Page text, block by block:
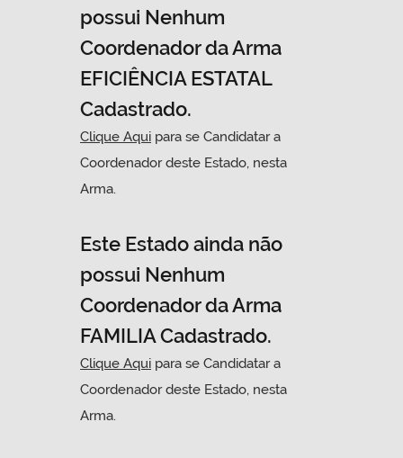
possui Nenhum
Coordenador da Arma
EFICIÊNCIA ESTATAL
Cadastrado.
Clique Aqui para se Candidatar a
Coordenador deste Estado, nesta
Arma.
Este Estado ainda não
possui Nenhum
Coordenador da Arma
FAMILIA Cadastrado.
Clique Aqui para se Candidatar a
Coordenador deste Estado, nesta
Arma.